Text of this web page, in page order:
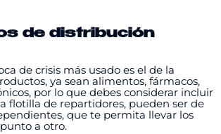
de distribución
de crisis más usado es el de la
ya sean alimentos, fármacos,
por lo que debes considerar incluir
flotilla de repartidores, pueden ser de
que te permita llevar los
a otro.